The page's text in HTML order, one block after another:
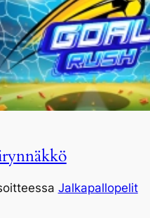
Jalkapallopelit